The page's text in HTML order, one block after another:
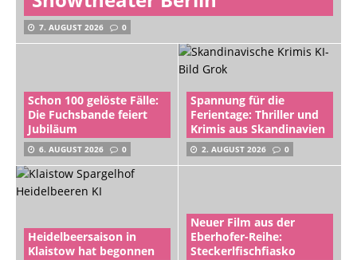
7. AUGUST 2026 0
Schon 100 gelöste Fälle:
Die Fuchsbande feiert
Jubiläum
6. AUGUST 2026 0
Spannung für die
Ferientage: Thriller und
Krimis aus Skandinavien
2. AUGUST 2026 0
Heidelbeersaison in
Klaistow hat begonnen
Neuer Film aus der
Eberhofer-Reihe:
Steckerlfischfiasko